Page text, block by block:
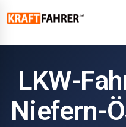
LKW-
Niefern-